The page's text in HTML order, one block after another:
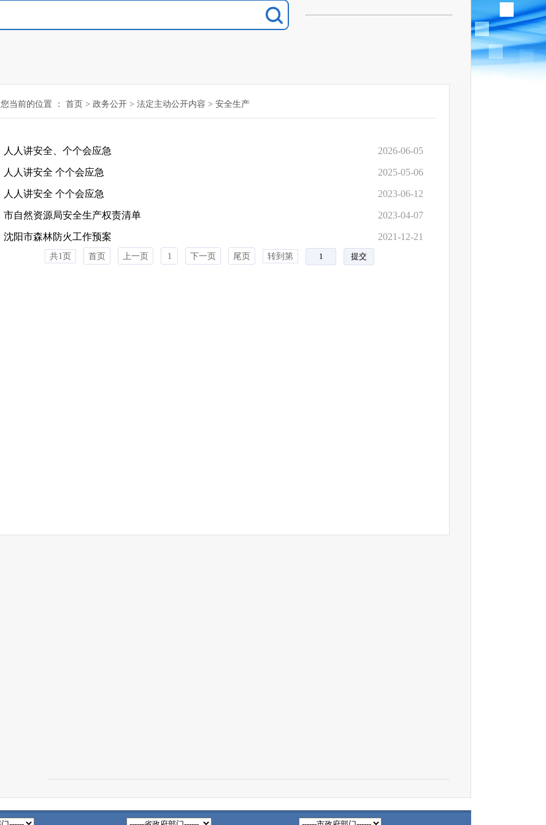
您当前的位置 ： 首页 > 政务公开> 法定主动公开内容 > 安全生产
人人讲安全、个个会应急 2026-06-05
人人讲安全 个个会应急 2025-05-06
人人讲安全 个个会应急 2023-06-12
市自然资源局安全生产权责清单 2023-04-07
沈阳市森林防火工作预案 2021-12-21
共1页 首页 上一页 1 下一页 尾页 转到第